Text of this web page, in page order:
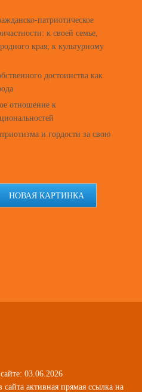
патриотическое
к своей семье,
края; к культурному
достоинства как
отношение к
и гордости за свою
НОВАЯ КАРТИНКА
03.06.2026
активная прямая ссылка на